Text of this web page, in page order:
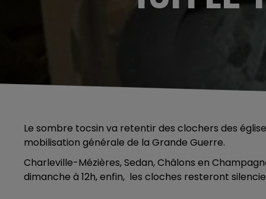
Le sombre tocsin va retentir des clochers des
mobilisation générale de la Grande Guerre.
Charleville-Mézières, Sedan, Châlons en
dimanche à 12h, enfin, les cloches resteront